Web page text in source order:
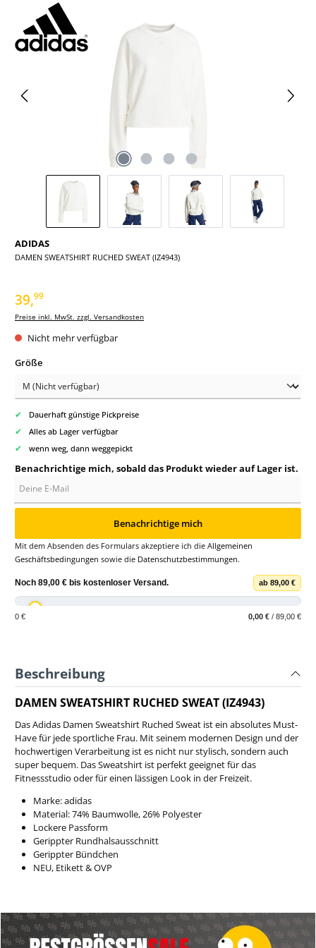
Bildergalerie überspringen
ADIDAS
DAMEN SWEATSHIRT RUCHED SWEAT (IZ4943)
39,99
Preise inkl. MwSt. zzgl. Versandkosten
Nicht mehr verfügbar
Größeauswählen
✔ Dauerhaft günstige Pickpreise
✔ Alles ab Lager verfügbar
✔ wenn weg, dann weggepickt
Benachrichtige mich, sobald das Produkt wieder auf Lager ist.
Benachrichtige mich
Mit dem Absenden des Formulars akzeptiere ich die Allgemeinen
Geschäftsbedingungen sowie die Datenschutzbestimmungen.
Noch 89,00 € bis kostenloser Versand. ab 89,00 €
0 € 0,00 € / 89,00 €
Beschreibung
DAMEN SWEATSHIRT RUCHED SWEAT (IZ4943)
Das Adidas Damen Sweatshirt Ruched Sweat ist ein absolutes Must-
Have für jede sportliche Frau. Mit seinem modernen Design und der
hochwertigen Verarbeitung ist es nicht nur stylisch, sondern auch
super bequem. Das Sweatshirt ist perfekt geeignet für das
Fitnessstudio oder für einen lässigen Look in der Freizeit.
Marke: adidas
Material: 74% Baumwolle, 26% Polyester
Lockere Passform
Gerippter Rundhalsausschnitt
Gerippter Bündchen
NEU, Etikett & OVP